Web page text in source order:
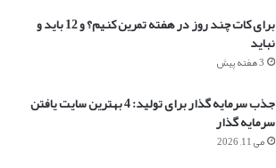
برای کات چند روز در هفته تمرین کنیم؟ و 12 باید و
نباید
3 هفته پیش
جذب سرمایه گذار برای تولید: 4 بهترین سایت یافتن
سرمایه گذار
می 11, 2026